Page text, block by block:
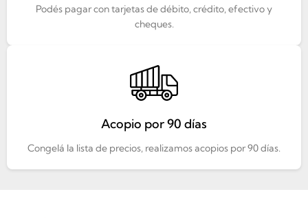
Podés pagar con tarjetas de débito, crédito, efectivo y
cheques.
Acopio por 90 días
Congelá la lista de precios, realizamos acopios por 90 días.